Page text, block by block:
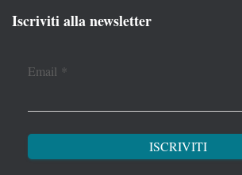
Iscriviti alla newsletter
Email *